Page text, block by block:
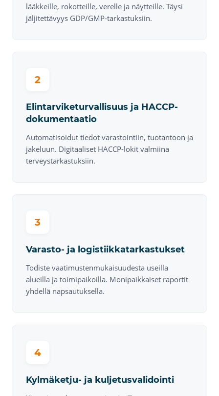
lääkkeille, rokotteille, verelle ja näytteille. Täysi
jäljitettävyys GDP/GMP-tarkastuksiin.
2
Elintarviketurvallisuus ja HACCP-
dokumentaatio
Automatisoidut tiedot varastointiin, tuotantoon ja
jakeluun. Digitaaliset HACCP-lokit valmiina
terveystarkastuksiin.
3
Varasto- ja logistiikkatarkastukset
Todiste vaatimustenmukaisuudesta useilla
alueilla ja toimipaikoilla. Monipaikkaiset raportit
yhdellä napsautuksella.
4
Kylmäketju- ja kuljetusvalidointi